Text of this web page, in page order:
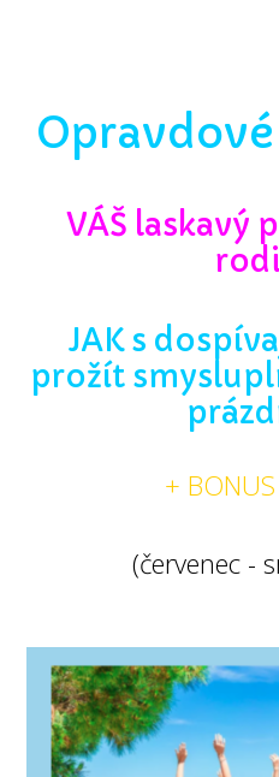
VÁŠ laskavý
JAK s
prožít
+
(červenec -